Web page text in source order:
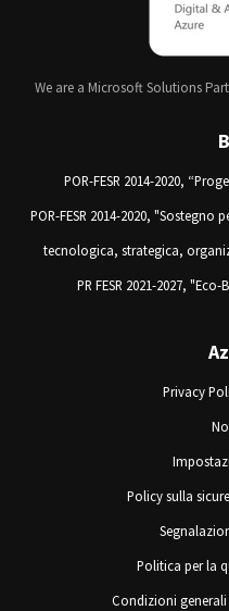
We are a Microsoft Solutions
POR-FESR 2014-2020,
POR-FESR 2014-2020,
tecnologica, strategica,
PR FESR 2021-2027,
Privacy
Policy sulla
Politica per la
Condizioni